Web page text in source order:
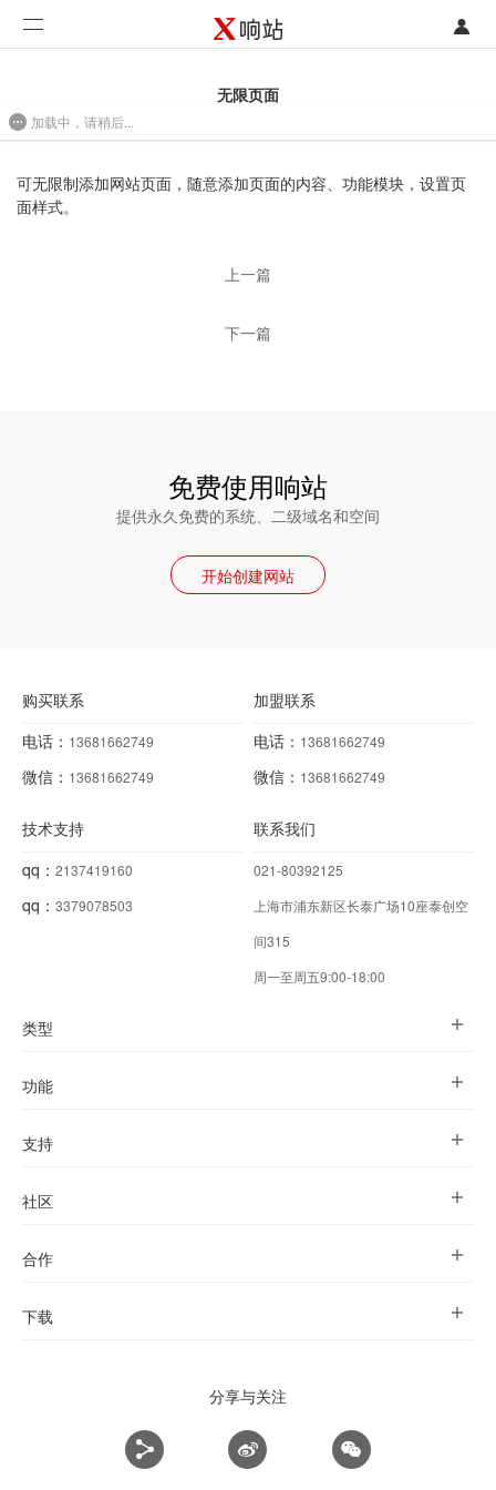
注册
联系销售部门
开发类型
功能
无限页面
可无限制添加网站页面，随意添加页面的内容、功能模块，设置页
面样式。
上一篇
下一篇
免费使用响站
提供永久免费的系统、二级域名和空间
开始创建网站
购买联系
电话： 13681662749
微信： 13681662749
加盟联系
电话： 13681662749
微信： 13681662749
技术支持
qq： 2137419160
qq： 3379078503
联系我们
021-80392125
上海市浦东新区长泰广场10座泰创空
间315
周一至周五9:00-18:00
类型
功能
支持
社区
合作
下载
分享与关注
加载中，请稍后...